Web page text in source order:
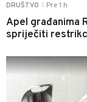
DRUŠTVO Pre 1 h
Apel građanima
spriječiti